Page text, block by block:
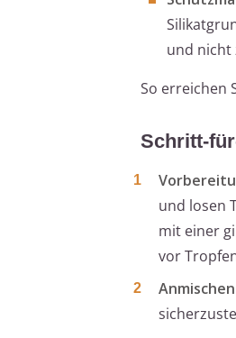
und nicht
So erreichen
Schritt-
und losen
mit einer
vor